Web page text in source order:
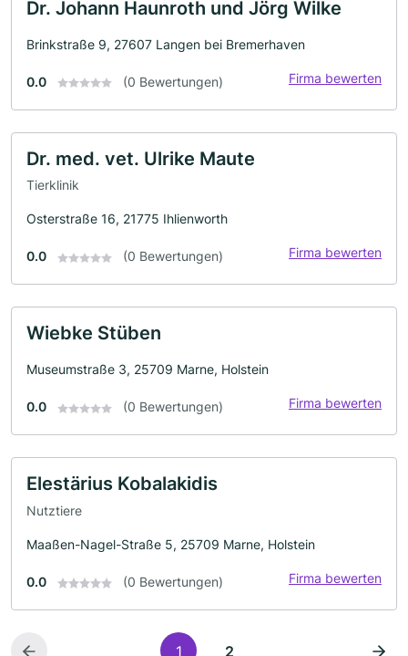
Dr. Johann Haunroth und Jörg Wilke
Brinkstraße 9, 27607 Langen bei Bremerhaven
0.0 (0 Bewertungen) Firma bewerten
Dr. med. vet. Ulrike Maute
Tierklinik
Osterstraße 16, 21775 Ihlienworth
0.0 (0 Bewertungen) Firma bewerten
Wiebke Stüben
Museumstraße 3, 25709 Marne, Holstein
0.0 (0 Bewertungen) Firma bewerten
Elestärius Kobalakidis
Nutztiere
Maaßen-Nagel-Straße 5, 25709 Marne, Holstein
0.0 (0 Bewertungen) Firma bewerten
1 2